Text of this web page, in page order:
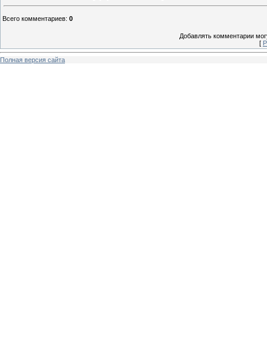
Всего комментариев: 0
Добавлять комментарии
[
Полная версия сайта